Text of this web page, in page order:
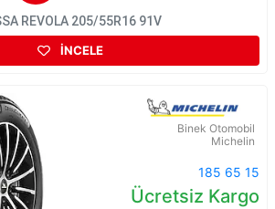
REVOLA 205/55R16 91V
İNCELE
Binek Otomobil
Michelin
185 65 15
Ücretsiz Kargo